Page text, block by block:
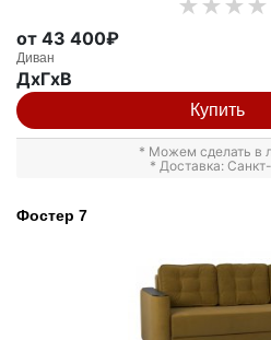
от 43 400₽
Диван
ДxГxВ
Купить
* Можем сделать в
* Доставка:
Фостер 7